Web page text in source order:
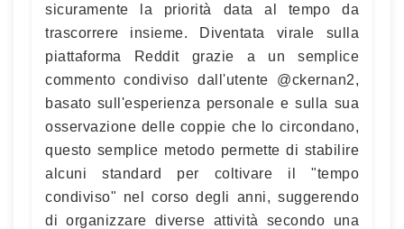
sicuramente la priorità data al tempo da
trascorrere insieme. Diventata virale sulla
piattaforma Reddit grazie a un semplice
commento condiviso dall'utente @ckernan2,
basato sull'esperienza personale e sulla sua
osservazione delle coppie che lo circondano,
questo semplice metodo permette di stabilire
alcuni standard per coltivare il "tempo
condiviso" nel corso degli anni, suggerendo
di organizzare diverse attività secondo una